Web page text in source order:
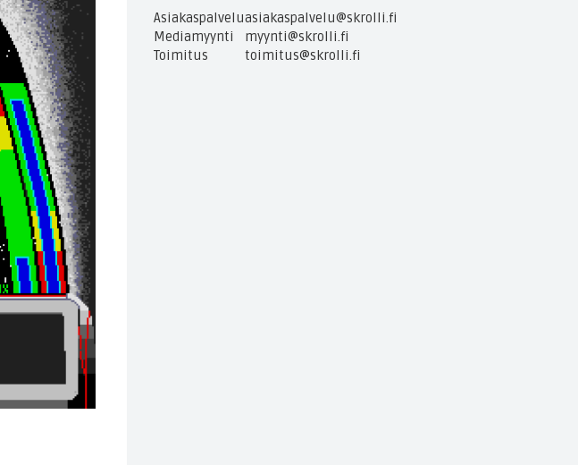
Asiakaspalveluasiakaspalvelu@skrolli.fi
Mediamyynti
myynti@skrolli.fi
Toimitus
toimitus@skrolli.fi